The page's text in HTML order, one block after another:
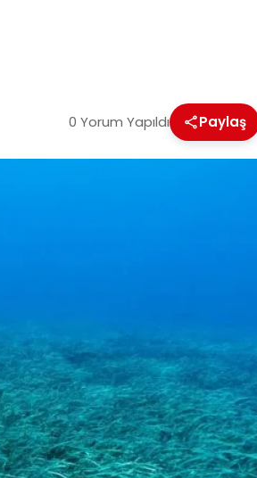
0 Yorum Yapıldı Paylaş